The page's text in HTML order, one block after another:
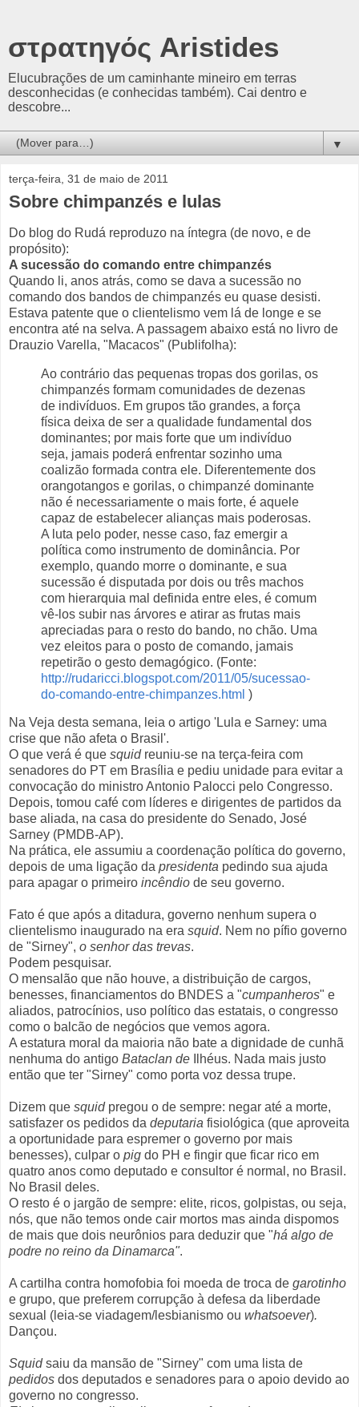
στρατηγός Aristides
Elucubrações de um caminhante mineiro em terras
desconhecidas (e conhecidas também). Cai dentro e
descobre...
▼
terça-feira, 31 de maio de 2011
Sobre chimpanzés e lulas
Do blog do Rudá reproduzo na íntegra (de novo, e de
propósito):
A sucessão do comando entre chimpanzés
Quando li, anos atrás, como se dava a sucessão no
comando dos bandos de chimpanzés eu quase desisti.
Estava patente que o clientelismo vem lá de longe e se
encontra até na selva. A passagem abaixo está no livro de
Drauzio Varella, "Macacos" (Publifolha):
Ao contrário das pequenas tropas dos gorilas, os
chimpanzés formam comunidades de dezenas
de indivíduos. Em grupos tão grandes, a força
física deixa de ser a qualidade fundamental dos
dominantes; por mais forte que um indivíduo
seja, jamais poderá enfrentar sozinho uma
coalizão formada contra ele. Diferentemente dos
orangotangos e gorilas, o chimpanzé dominante
não é necessariamente o mais forte, é aquele
capaz de estabelecer alianças mais poderosas.
A luta pelo poder, nesse caso, faz emergir a
política como instrumento de dominância. Por
exemplo, quando morre o dominante, e sua
sucessão é disputada por dois ou três machos
com hierarquia mal definida entre eles, é comum
vê-los subir nas árvores e atirar as frutas mais
apreciadas para o resto do bando, no chão. Uma
vez eleitos para o posto de comando, jamais
repetirão o gesto demagógico. (Fonte:
http://rudaricci.blogspot.com/2011/05/sucessao-
do-comando-entre-chimpanzes.html )
Na Veja desta semana, leia o artigo 'Lula e Sarney: uma
crise que não afeta o Brasil'.
O que verá é que squid reuniu-se na terça-feira com
senadores do PT em Brasília e pediu unidade para evitar a
convocação do ministro Antonio Palocci pelo Congresso.
Depois, tomou café com líderes e dirigentes de partidos da
base aliada, na casa do presidente do Senado, José
Sarney (PMDB-AP).
Na prática, ele assumiu a coordenação política do governo,
depois de uma ligação da presidenta pedindo sua ajuda
para apagar o primeiro incêndio de seu governo.
Fato é que após a ditadura, governo nenhum supera o
clientelismo inaugurado na era squid. Nem no pífio governo
de "Sirney", o senhor das trevas.
Podem pesquisar.
O mensalão que não houve, a distribuição de cargos,
benesses, financiamentos do BNDES a "cumpanheros" e
aliados, patrocínios, uso político das estatais, o congresso
como o balcão de negócios que vemos agora.
A estatura moral da maioria não bate a dignidade de cunhã
nenhuma do antigo Bataclan de
Ilhéus. Nada mais justo
então que ter "Sirney" como porta voz dessa trupe.
Dizem que squid pregou o de sempre: negar até a morte,
satisfazer os pedidos da deputaria fisiológica (que aproveita
a oportunidade para espremer o governo por mais
benesses), culpar o pig do PH e fingir que ficar rico em
quatro anos como deputado e consultor é normal, no Brasil.
No Brasil deles.
O resto é o jargão de sempre: elite, ricos, golpistas, ou seja,
nós, que não temos onde cair mortos mas ainda dispomos
de mais que dois neurônios para deduzir que "há algo de
podre no reino da Dinamarca".
A cartilha contra homofobia foi moeda de troca de garotinho
e grupo, que preferem corrupção à defesa da liberdade
sexual (leia-se viadagem/lesbianismo ou whatsoever).
Dançou.
Squid saiu da mansão de "Sirney" com uma lista de
pedidos dos deputados e senadores para o apoio devido ao
governo no congresso.